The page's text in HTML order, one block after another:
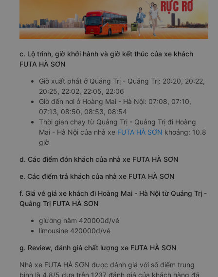
c. Lộ trình, giờ khởi hành và giờ kết thúc của xe khách
FUTA HÀ SƠN
Giờ xuất phát ở Quảng Trị - Quảng Trị: 20:20, 20:22,
20:25, 22:02, 22:05, 22:06
Giờ đến nơi ở Hoàng Mai - Hà Nội: 07:08, 07:10,
07:13, 08:50, 08:53, 08:54
Thời gian chạy từ Quảng Trị - Quảng Trị đi Hoàng
Mai - Hà Nội của nhà xe FUTA HÀ SƠN khoảng: 10.8
giờ
d. Các điểm đón khách của nhà xe FUTA HÀ SƠN
e. Các điểm trả khách của nhà xe FUTA HÀ SƠN
f. Giá vé giá xe khách đi Hoàng Mai - Hà Nội từ Quảng Trị -
Quảng Trị FUTA HÀ SƠN
giường nằm 420000đ/vé
limousine 420000đ/vé
g. Review, đánh giá chất lượng xe FUTA HÀ SƠN
Nhà xe FUTA HÀ SƠN được đánh giá với số điểm trung
bình là 4.8/5 dựa trên 1237 đánh giá của khách hàng đã